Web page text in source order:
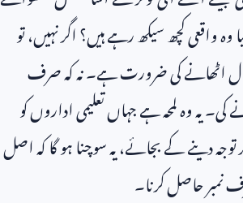
واقعی کچھ سیکھ رہے ہیں؟ اگر نہیں، تو
سوال اٹھانے کی ضرورت ہے۔ نہ کہ صرف
یہ وہ لمحہ ہے جہاں تعلیمی اداروں کو
دینے کے بجائے، یہ سوچنا ہو گا کہ اصل
نمبر حاصل کرنا۔